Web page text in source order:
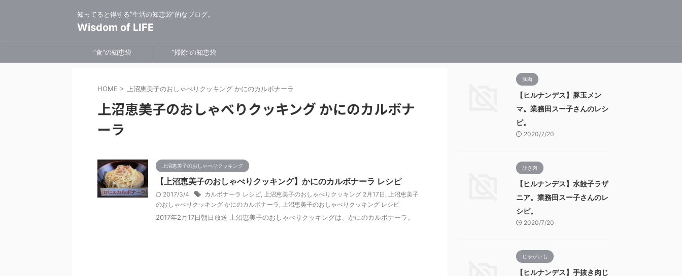
知ってると得する”生活の知恵袋”的なブログ。
Wisdom of LIFE
”食”の知恵袋 ”掃除”の知恵袋
HOME > 上沼恵美子のおしゃべりクッキング かにのカルボナーラ
上沼恵美子のおしゃべりクッキング かにのカルボナ
ーラ
上沼恵美子のおしゃべりクッキング
【上沼恵美子のおしゃべりクッキング】かにのカルボナーラ レシピ
2017/3/4 カルボナーラ レシピ, 上沼恵美子のおしゃべりクッキング 2月17日 , 上沼恵美子
のおしゃべりクッキング かにのカルボナーラ , 上沼恵美子のおしゃべりクッキング レシピ
2017年2月17日朝日放送 上沼恵美子のおしゃべりクッキングは、かにのカルボナーラ。
豚肉
【ヒルナンデス】豚玉メン
マ。業務田スー子さんのレシ
ピ。
2020/7/20
ひき肉
【ヒルナンデス】水餃子ラザ
ニア。業務田スー子さんのレ
シピ。
2020/7/20
じゃがいも
【ヒルナンデス】手抜き肉じ